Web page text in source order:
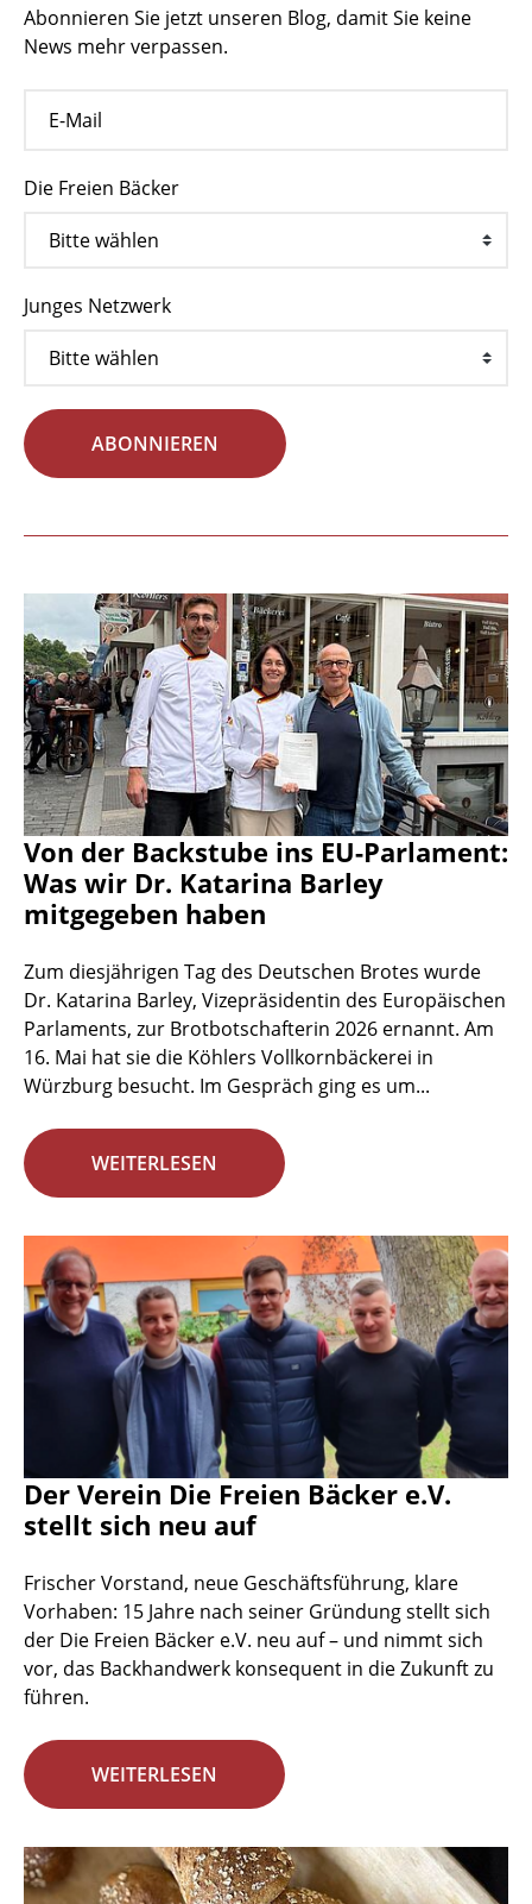
Abonnieren Sie jetzt unseren Blog, damit Sie keine
News mehr verpassen.
Die Freien Bäcker
Junges Netzwerk
ABONNIEREN
Von der Backstube ins EU-Parlament:
Was wir Dr. Katarina Barley
mitgegeben haben
Zum diesjährigen Tag des Deutschen Brotes wurde
Dr. Katarina Barley, Vizepräsidentin des Europäischen
Parlaments, zur Brotbotschafterin 2026 ernannt. Am
16. Mai hat sie die Köhlers Vollkornbäckerei in
Würzburg besucht. Im Gespräch ging es um...
WEITERLESEN
Der Verein Die Freien Bäcker e.V.
stellt sich neu auf
Frischer Vorstand, neue Geschäftsführung, klare
Vorhaben: 15 Jahre nach seiner Gründung stellt sich
der Die Freien Bäcker e.V. neu auf – und nimmt sich
vor, das Backhandwerk konsequent in die Zukunft zu
führen.
WEITERLESEN